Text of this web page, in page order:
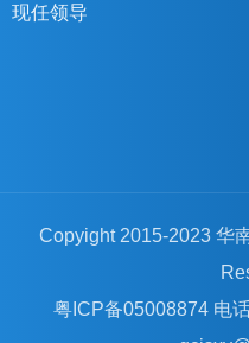
现任领导
Copyight 2015-2023 华
粤ICP备05008874 电